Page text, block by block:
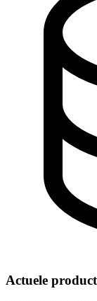
Actuele